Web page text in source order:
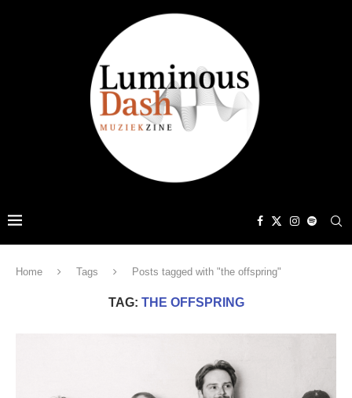
Home Tags Posts tagged with "the offspring"
TAG: THE OFFSPRING